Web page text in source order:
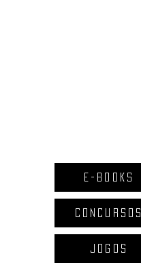
E-BOOKS
CONCURSOS
JOGOS